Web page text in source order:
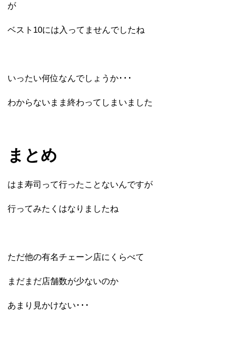
が
ベスト10には入ってませんでしたね
いったい何位なんでしょうか･･･
わからないまま終わってしまいました
まとめ
はま寿司って行ったことないんですが
行ってみたくはなりましたね
ただ他の有名チェーン店にくらべて
まだまだ店舗数が少ないのか
あまり見かけない･･･